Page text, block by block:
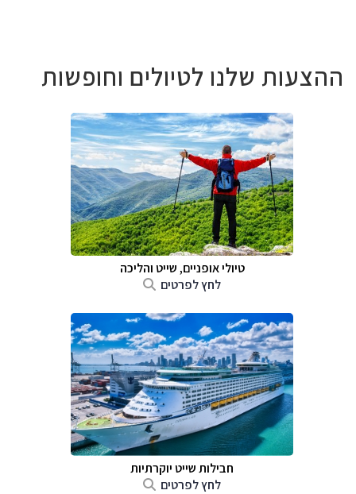
ההצעות שלנו לטיולים וחופשות
טיולי אופניים, שייט והליכה
לחץ לפרטים
חבילות שייט יוקרתיות
לחץ לפרטים